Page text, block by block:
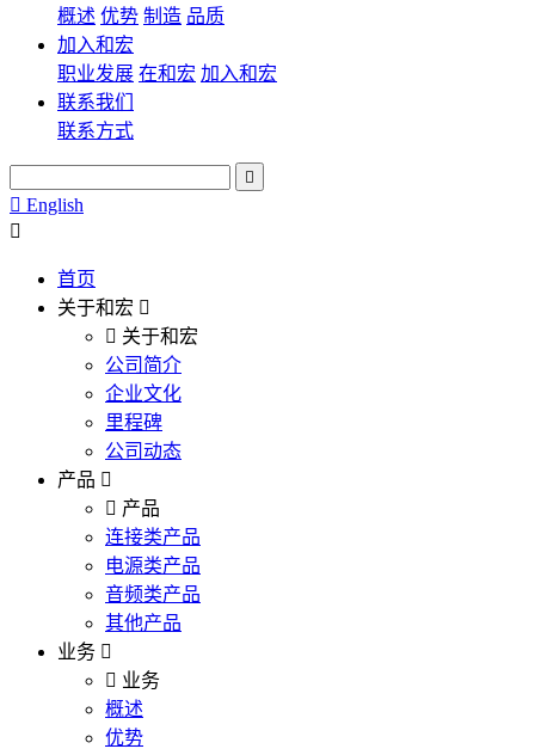
概述 优势 制造 品质
加入和宏
职业发展 在和宏 加入和宏
联系我们
联系方式
English
首页
关于和宏
关于和宏
公司简介
企业文化
里程碑
公司动态
产品
产品
连接类产品
电源类产品
音频类产品
其他产品
业务
业务
概述
优势